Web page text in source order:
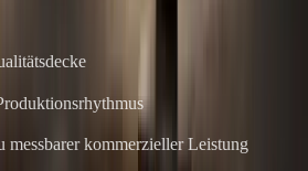
messbarer kommerzieller Leistung